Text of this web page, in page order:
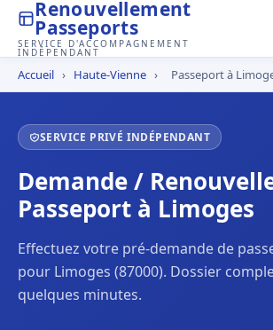
Renouvellement
Passeports
SERVICE D'ACCOMPAGNEMENT
INDÉPENDANT
Accueil › Haute-Vienne › Passeport à
SERVICE PRIVÉ INDÉPENDANT
Demande /
Passeport à Limoges
Effectuez votre pré-demande de
pour Limoges (87000). Dossier
quelques minutes.